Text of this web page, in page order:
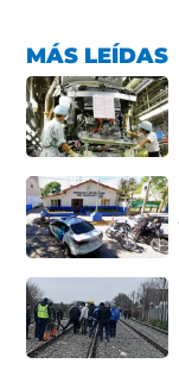
MÁS LEÍDAS